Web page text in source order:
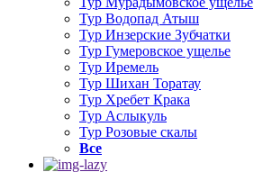
Тур Водопад Атыш
Тур Инзерские Зубчатки
Тур Гумеровское ущелье
Тур Иремель
Тур Шихан Торатау
Тур Хребет Крака
Тур Аслыкуль
Тур Розовые скалы
Все